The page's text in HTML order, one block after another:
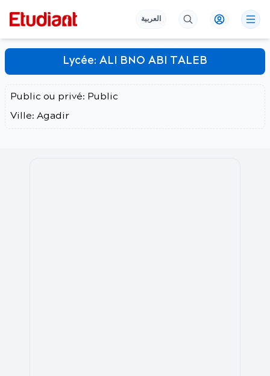
العربية
Lycée: ALI BNO ABI TALEB
Public ou privé: Public
Ville: Agadir